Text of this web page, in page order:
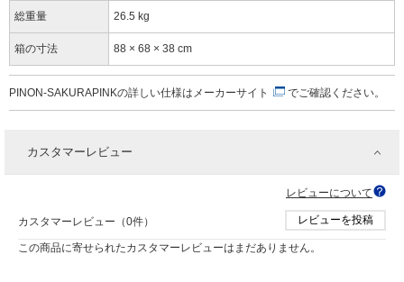
総重量 26.5 kg
箱の寸法 88 × 68 × 38 cm
PINON-SAKURAPINKの詳しい仕様は メーカーサイト でご確認ください。
カスタマーレビュー
レビューについて
カスタマーレビュー（0件） レビューを投稿
この商品に寄せられたカスタマーレビューはまだありません。